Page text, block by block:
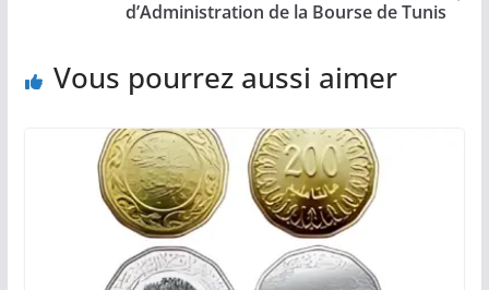
d’Administration de la Bourse de Tunis
Vous pourrez aussi aimer